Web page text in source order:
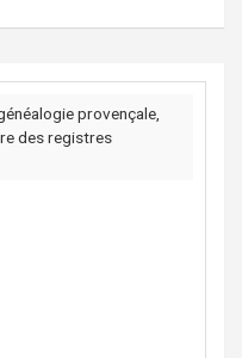
provençale,
des registres